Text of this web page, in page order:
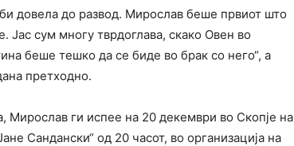
довела до развод. Мирослав беше првиот што
сум многу тврдоглава, скако Овен во
беше тешко да се биде во брак со него“, а
претходно.
Мирослав ги испее на 20 декември во Скопје на
Сандански“ од 20 часот, во организација на